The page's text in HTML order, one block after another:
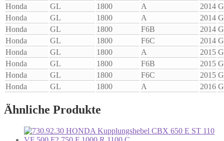
Honda
GL 1800 A 2014
Honda
GL 1800 A 2014
Honda
GL 1800 F6B 2014
Honda
GL 1800 F6C 2014
Honda
GL 1800 A 2015
Honda
GL 1800 F6B 2015
Honda
GL 1800 F6C 2015
Honda
GL 1800 A 2016
Ähnliche Produkte